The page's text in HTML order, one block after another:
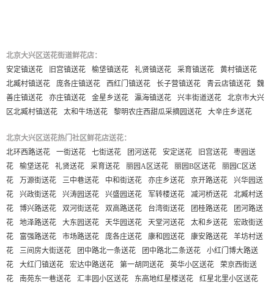
北京大兴区送花街道鲜花店：
安定镇送花
旧宫镇送花 榆垡镇送花 礼贤镇送花 采育镇送花
黄村镇送花
北臧村镇送花
庞各庄镇送花 西红门镇送花 长子营镇送花 青云店镇送花
魏
善庄镇送花
亦庄镇送花 金星乡送花 瀛海镇送花 兴丰街道送花
北京市大兴
区北臧村镇送花
太和牛场送花 黎明农庄西甜瓜采摘园送花 大辛庄乡送花
北京大兴区送花热门社区鲜花店送花：
北环西路送花
一街送花 七街送花 团河送花 安定送花 旧宫送花
枣园送
花
榆垡送花 礼贤送花 采育送花 丽园A区送花 丽园B区送花
丽园C区送
花
万源街送花 三中巷送花 中和街送花 亦庄乡送花 京开路送花
兴华园送
花
兴政街送花 兴涛园送花 兴盛园送花 军转楼送花 减河桥送花
北臧村送
花
博兴路送花 双河街送花 双高路送花 台湾街送花 团桂路送花
团河路送
花
地泽路送花 大东园送花 天华园送花 天堂河送花 太和乡送花
宏政街送
花
富强路送花 市场路送花 庞各庄送花 康和园送花 康安路送花
羊坊村送
花
三间房大街送花 团中路北一条送花 团中路北二条送花
小红门博大路送
花
大红门镇送花 宏达中路送花 第一胡同送花 英华小区送花
荣京西街送
花
南苑东一巷送花 汇丰园小区送花 东高地红星楼送花
红星北里小区送花